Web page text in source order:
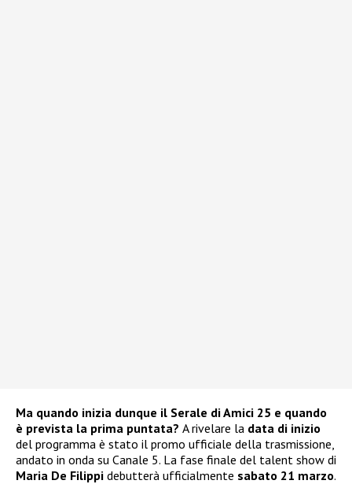
Ma quando inizia dunque il Serale di Amici 25 e quando
è prevista la prima puntata? A rivelare la data di inizio
del programma è stato il promo ufficiale della trasmissione,
andato in onda su Canale 5. La fase finale del talent show di
Maria De Filippi debutterà ufficialmente sabato 21 marzo.